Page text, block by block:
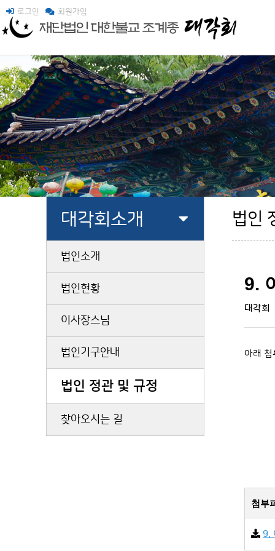
로그인 회원가입
대각회소개
법인소개
법인현황
이사장스님
법인기구안내
법인 정관 및 규정
찾아오시는 길
법인
9.
대각회
아래 첨
첨부
9.